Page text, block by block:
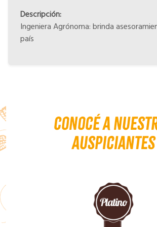
Descripción:
Ingeniera Agrónoma: brinda
país
Conocé a
auspiciantes